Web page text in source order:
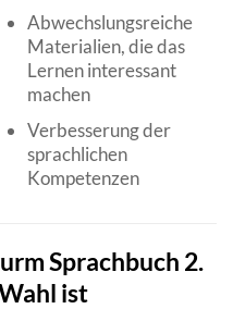
Abwechslungsreiche
Materialien, die das
Lernen interessant
machen
Verbesserung der
sprachlichen
Kompetenzen
Sprachbuch 2.
ist